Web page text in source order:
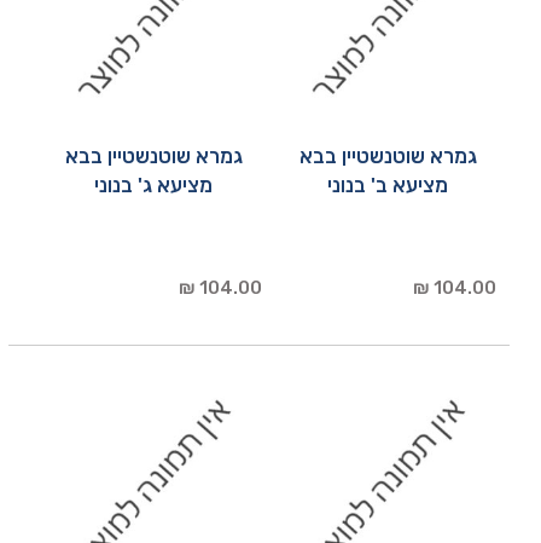
גמרא שוטנשטיין בבא
מציעא ב' בנוני
104.00 ₪
גמרא שוטנשטיין בבא
מציעא ג' בנוני
104.00 ₪